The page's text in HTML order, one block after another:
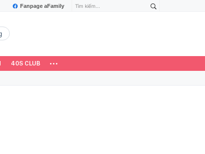
Fanpage aFamily
40S CLUB